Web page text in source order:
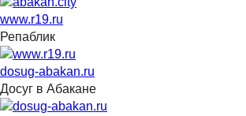
www.r19.ru
Репаблик
dosug-abakan.ru
Досуг в Абакане